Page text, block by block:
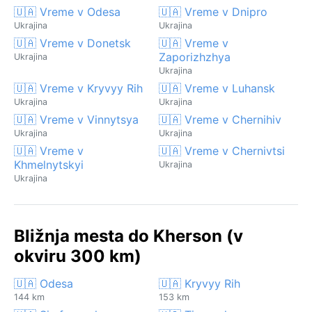
🇺🇦 Vreme v Odesa
Ukrajina
🇺🇦 Vreme v Dnipro
Ukrajina
🇺🇦 Vreme v Donetsk
Ukrajina
🇺🇦 Vreme v
Zaporizhzhya
Ukrajina
🇺🇦 Vreme v Kryvyy Rih
Ukrajina
🇺🇦 Vreme v Luhansk
Ukrajina
🇺🇦 Vreme v Vinnytsya
Ukrajina
🇺🇦 Vreme v Chernihiv
Ukrajina
🇺🇦 Vreme v
Khmelnytskyi
Ukrajina
🇺🇦 Vreme v Chernivtsi
Ukrajina
Bližnja mesta do Kherson (v
okviru 300 km)
🇺🇦 Odesa
144 km
🇺🇦 Kryvyy Rih
153 km